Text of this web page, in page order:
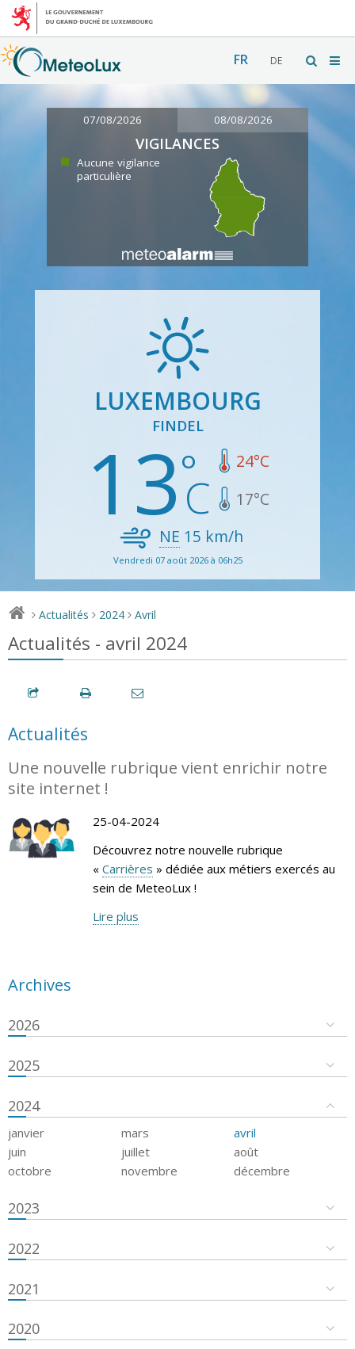
FR DE
07/08/2026 08/08/2026
VIGILANCES
Aucune vigilance
particulière
LUXEMBOURG
FINDEL
13 24°C
17°C
NE 15 km/h
Vendredi 07 août 2026 à 06h25
> Actualités > 2024 > Avril
Actualités - avril 2024
Actualités
Une nouvelle rubrique vient enrichir notre
site internet !
25-04-2024
Découvrez notre nouvelle rubrique
« Carrières » dédiée aux métiers exercés au
sein de MeteoLux !
Lire plus
Archives
2026
2025
2024
janvier mars
avril
juin
juillet
août
octobre
novembre décembre
2023
2022
2021
2020